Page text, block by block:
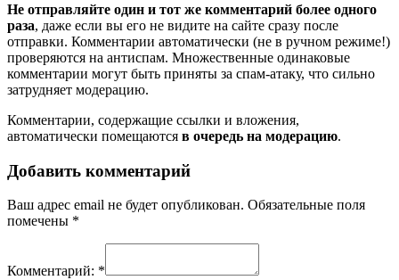
Не отправляйте один и тот же комментарий более одного
раза, даже если вы его не видите на сайте сразу после
отправки. Комментарии автоматически (не в ручном режиме!)
проверяются на антиспам. Множественные одинаковые
комментарии могут быть приняты за спам-атаку, что сильно
затрудняет модерацию.
Комментарии, содержащие ссылки и вложения,
автоматически помещаются в очередь на модерацию.
Добавить комментарий
Ваш адрес email не будет опубликован. Обязательные поля
помечены *
Комментарий: *